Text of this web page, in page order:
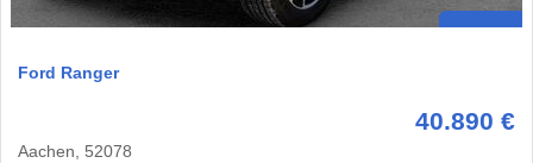
Ford Ranger
40.890 €
Aachen, 52078